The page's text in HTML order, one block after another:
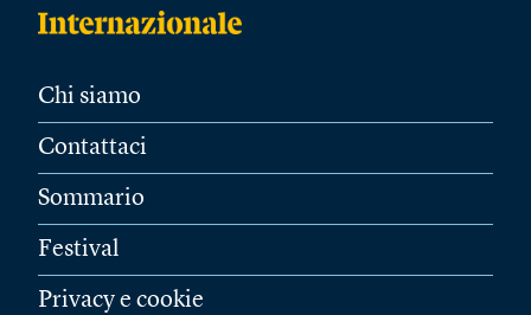
Chi siamo
Contattaci
Sommario
Festival
Privacy e cookie